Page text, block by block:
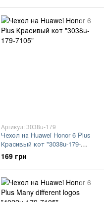
Артикул: 3038u-179
Чехол на Huawei Honor 6 Plus
Красивый кот "3038u-179-
7105"
169 грн